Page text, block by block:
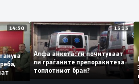
14:50
останува
13:13
Алфа анкета: ги почитуваат
ли граѓаните препораките за
топлотниот бран?